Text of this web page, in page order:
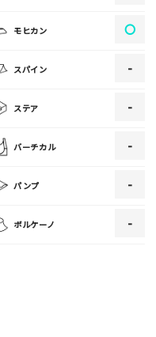
の解説※任意]
ク処理を行います。
なります。
モヒカン 〇
スパイン -
ステア -
バーチカル -
パンプ -
ボルケーノ -